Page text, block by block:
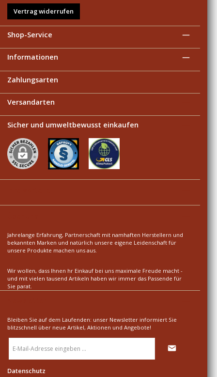
Vertrag widerrufen
Shop-Service
Informationen
Zahlungsarten
Versandarten
Sicher und umweltbewusst einkaufen
Jahrelange Erfahrung, Partnerschaft mit namhaften Herstellern und
bekannten Marken und natürlich unsere eigene Leidenschaft für
unsere Produkte machen uns aus.
Wir wollen, dass Ihnen hr Einkauf bei uns maximale Freude macht -
und mit vielen tausend Artikeln haben wir immer das Passende für
Sie parat.
Bleiben Sie auf dem Laufenden: unser Newsletter informiert Sie
blitzschnell über neue Artikel, Aktionen und Angebote!
Mail-
Datenschutz